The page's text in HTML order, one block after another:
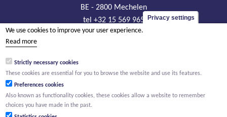
BE - 2800 Mechelen
tel +32 15 569 965
groep@willemen.be
RLP Antwerp, department Mechelen
Privacy settings
We use cookies to improve your user experience.
Read more
Strictly necessary cookies
These cookies are essential for you to browse the website and use its features.
Preferences cookies
Also known as functionality cookies, these cookies allow a website to remember
choices you have made in the past.